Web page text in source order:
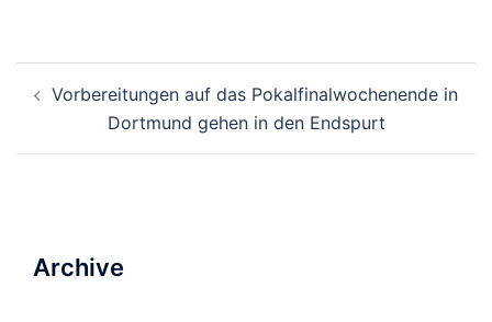
Navigation
Vorbereitungen auf das Pokalfinalwochenende in
Dortmund gehen in den Endspurt
Archive